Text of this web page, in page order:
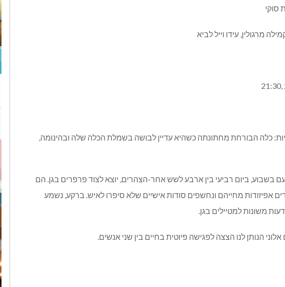
סוקי
מרגולין, עידו וייל לביא
כלה הבורחת מחתונתה כשהיא עדיין לבושה בשמלת הכלה שלה ובהינומה,
בשבוע, ביום רביעי בין ארבע לשש אחר-הצהרים, יוצא לצוד פרפרים בגן. הם
אפיזודות מחייהם ונחשפים סודות אישיים שלא סיפרו לאיש. ברקע, נשמע
משונות למטיילים בגן.
הנותן לנו הצצה לפגישה פיוטית בחיים בין שני אנשים.